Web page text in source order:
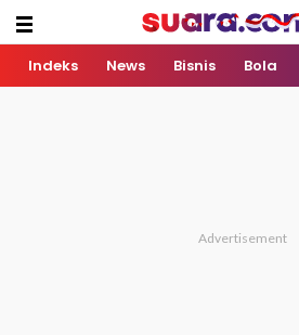
Indeks News Bisnis Bola